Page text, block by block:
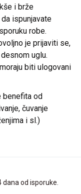
i brže
ispunjavate
robe.
je prijaviti se,
uglu.
biti ulogovani
benefita od
čuvanje
i sl.)
od isporuke.